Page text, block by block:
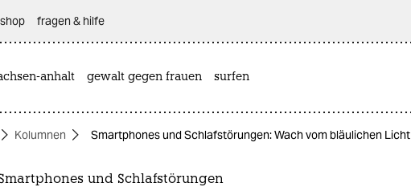
shop fragen & hilfe
anhalt gewalt gegen frauen surfen
Kolumnen Smartphones und Schlafstörungen: Wach vom bläulichen Licht
und Schlafstörungen